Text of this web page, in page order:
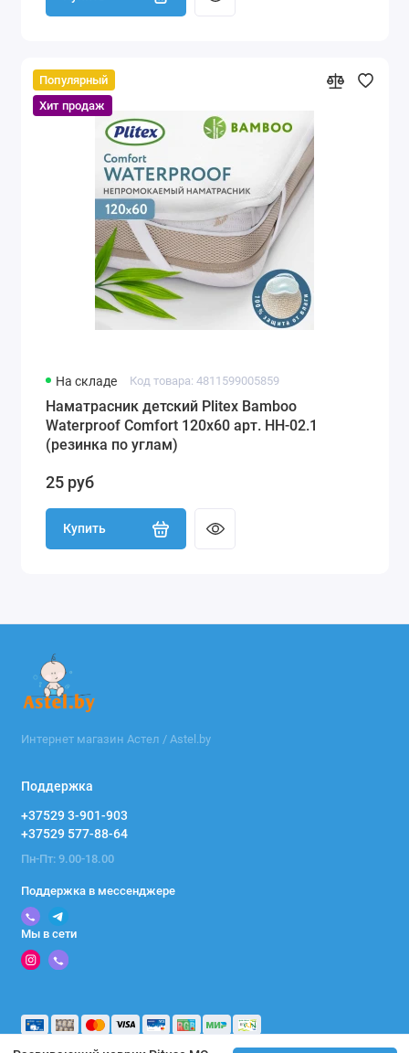
Популярный
Хит продаж
На складе Код товара: 4811599005859
Наматрасник детский Plitex Bamboo
Waterproof Comfort 120х60 арт. НН-02.1
(резинка по углам)
25 руб
Купить
Интернет магазин Астел / Astel.by
Поддержка
+37529 3-901-903
+37529 577-88-64
Пн-Пт: 9.00-18.00
Поддержка в мессенджере
Мы в сети